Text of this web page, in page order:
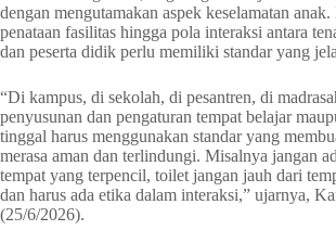
dengan mengutamakan aspek keselamatan
penataan fasilitas hingga pola interaksi antara
dan peserta didik perlu memiliki standar yang
“Di kampus, di sekolah, di pesantren, di
penyusunan dan pengaturan tempat belajar
tinggal harus menggunakan standar yang
merasa aman dan terlindungi. Misalnya jangan
tempat yang terpencil, toilet jangan jauh dari
dan harus ada etika dalam interaksi,” ujarnya,
(25/6/2026).